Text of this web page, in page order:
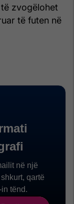
zvogëlohet
të futen në